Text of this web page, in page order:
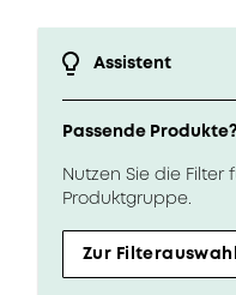
Assistent
Passende Produkte?
Nutzen Sie die Filter
Produktgruppe.
Zur Filterauswahl